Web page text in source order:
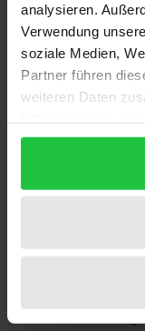
analysieren.
Verwendung
soziale Medien,
Partner führen
weiteren Daten
gesammelt haben.
wichtigsten und
Theologen der
erfolgreichste
wahrem
erfuhr Hunderte
Übersetzungen
enorme
Apparat